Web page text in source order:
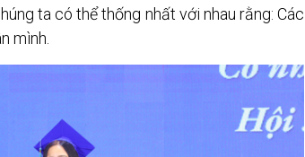
ta có thể thống nhất với nhau rằng: Các
mình.